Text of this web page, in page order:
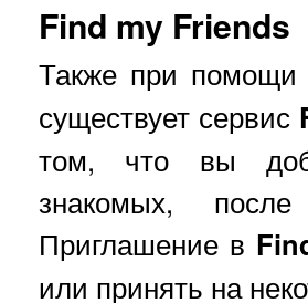
Find my Friends
Также при помощи
существует сервис
том, что вы
знакомых,
Приглашение в
или принять на